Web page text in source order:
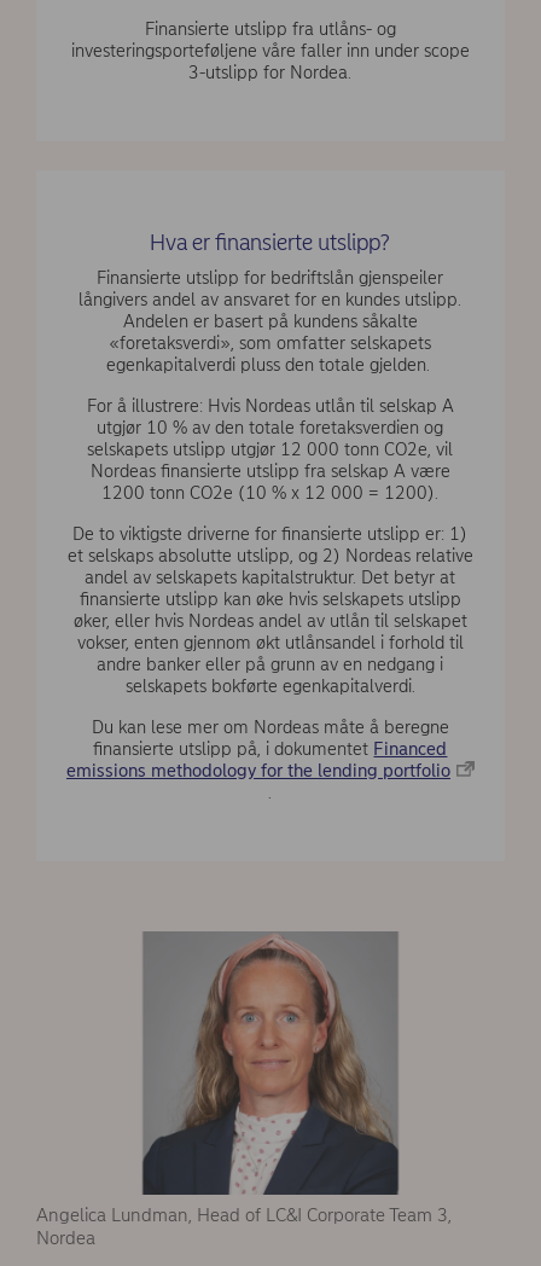
Finansierte utslipp fra utlåns- og
investeringsporteføljene våre faller inn under scope
3-utslipp for Nordea.
Hva er finansierte utslipp?
Finansierte utslipp for bedriftslån gjenspeiler
långivers andel av ansvaret for en kundes utslipp.
Andelen er basert på kundens såkalte
«foretaksverdi», som omfatter selskapets
egenkapitalverdi pluss den totale gjelden.
For å illustrere: Hvis Nordeas utlån til selskap A
utgjør 10 % av den totale foretaksverdien og
selskapets utslipp utgjør 12 000 tonn CO2e, vil
Nordeas finansierte utslipp fra selskap A være
1200 tonn CO2e (10 % x 12 000 = 1200).
De to viktigste driverne for finansierte utslipp er: 1)
et selskaps absolutte utslipp, og 2) Nordeas relative
andel av selskapets kapitalstruktur. Det betyr at
finansierte utslipp kan øke hvis selskapets utslipp
øker, eller hvis Nordeas andel av utlån til selskapet
vokser, enten gjennom økt utlånsandel i forhold til
andre banker eller på grunn av en nedgang i
selskapets bokførte egenkapitalverdi.
Du kan lese mer om Nordeas måte å beregne
finansierte utslipp på, i dokumentet Financed
emissions methodology for the lending portfolio
.
Angelica Lundman, Head of LC&I Corporate Team 3,
Nordea